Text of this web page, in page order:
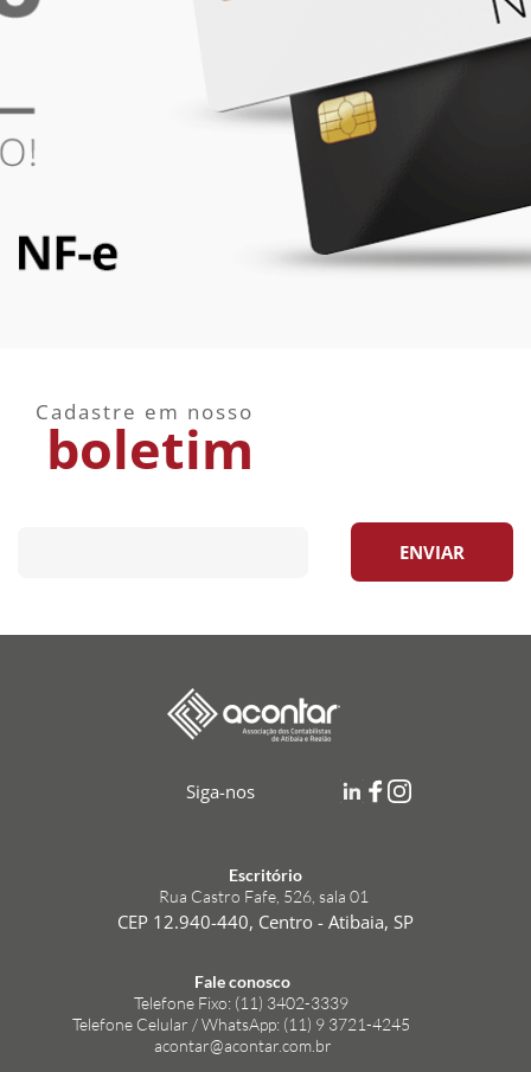
Cadastre em nosso
boletim
ENVIAR
Siga-nos
Escritório
Rua Castro Fafe, 526, sala 01
CEP 12.940-440, Centro - Atibaia, SP
Fale conosco
Telefone Fixo: (11) 3402-3339
Telefone Celular / WhatsApp: (11) 9 3721-4245
acontar@acontar.com.br